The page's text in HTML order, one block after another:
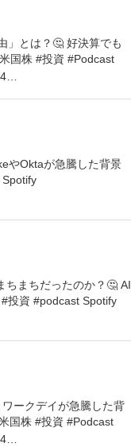
」とは？🤔 好決算でも
国株 #投資 #Podcast
やOktaが急騰した背景
ちまちだったのか？🤔 AI
投資 #podcast Spotify
ークデイが急騰した背
国株 #投資 #Podcast